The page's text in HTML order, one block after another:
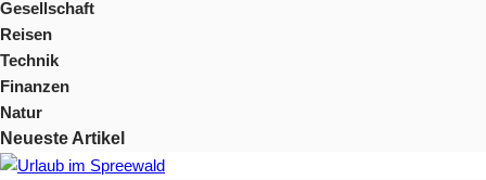
Gesellschaft
Reisen
Technik
Finanzen
Natur
Neueste Artikel